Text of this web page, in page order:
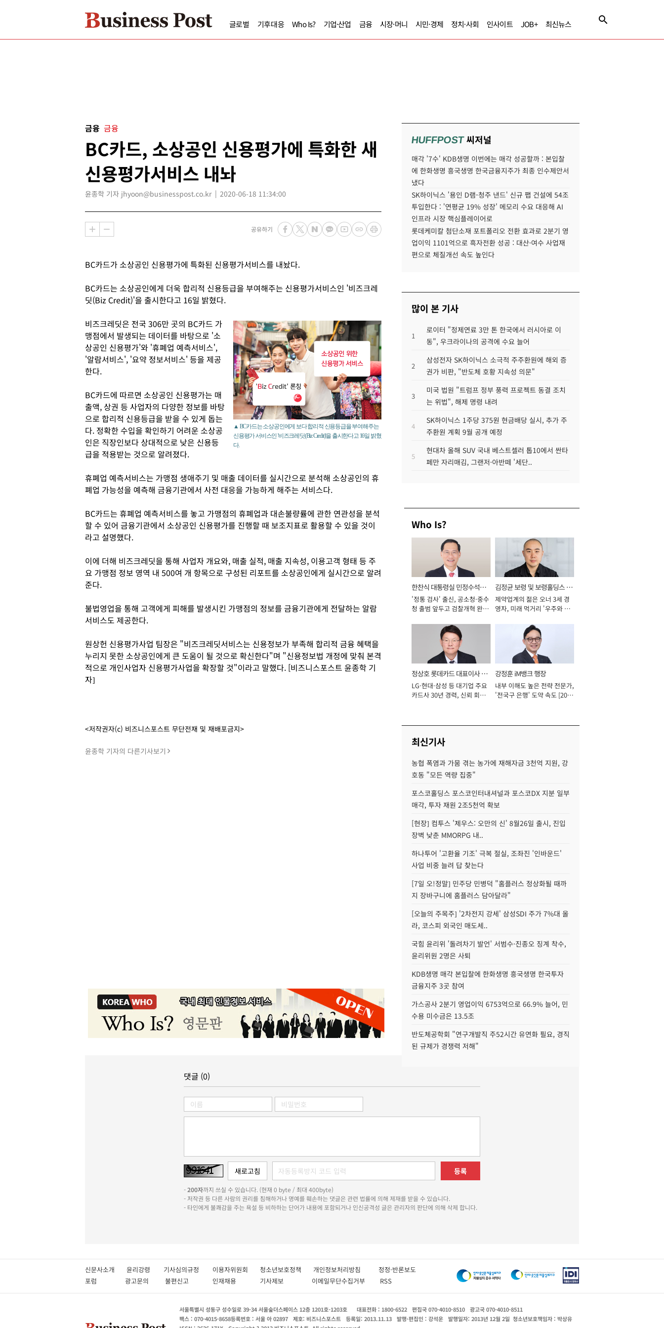
글로벌 기후대응 Who Is? 기업·산업 금융 시장·머니 시민·경제 정치·사회 인사이트 JOB+ 최신뉴스
금융 금융
BC카드, 소상공인 신용평가에 특화한 새
신용평가서비스 내놔
윤종학 기자 jhyoon@businesspost.co.kr 2020-06-18 11:34:00
공유하기
BC카드가 소상공인 신용평가에 특화된 신용평가서비스를 내놨다.
BC카드는 소상공인에게 더욱 합리적 신용등급을 부여해주는 신용평가서비스인 '비즈크레
딧(Biz Credit)'을 출시한다고 16일 밝혔다.
▲ BC카드는 소상공인에게 보다 합리적 신용등급을 부여해주는
신용평가 서비스인 '비즈크레딧(Biz Credit)'을 출시한다고 16일 밝혔
다.
비즈크레딧은 전국 306만 곳의 BC카드 가
맹점에서 발생되는 데이터를 바탕으로 '소
상공인 신용평가'와 '휴폐업 예측서비스',
'알람서비스', '요약 정보서비스' 등을 제공
한다.
BC카드에 따르면 소상공인 신용평가는 매
출액, 상권 등 사업자의 다양한 정보를 바탕
으로 합리적 신용등급을 받을 수 있게 돕는
다. 정확한 수입을 확인하기 어려운 소상공
인은 직장인보다 상대적으로 낮은 신용등
급을 적용받는 것으로 알려졌다.
휴폐업 예측서비스는 가맹점 생애주기 및 매출 데이터를 실시간으로 분석해 소상공인의 휴
폐업 가능성을 예측해 금융기관에서 사전 대응을 가능하게 해주는 서비스다.
BC카드는 휴폐업 예측서비스를 놓고 가맹점의 휴폐업과 대손불량률에 관한 연관성을 분석
할 수 있어 금융기관에서 소상공인 신용평가를 진행할 때 보조지표로 활용할 수 있을 것이
라고 설명했다.
이에 더해 비즈크레딧을 통해 사업자 개요와, 매출 실적, 매출 지속성, 이용고객 형태 등 주
요 가맹점 정보 영역 내 500여 개 항목으로 구성된 리포트를 소상공인에게 실시간으로 알려
준다.
불법영업을 통해 고객에게 피해를 발생시킨 가맹점의 정보를 금융기관에게 전달하는 알람
서비스도 제공한다.
원상헌 신용평가사업 팀장은 "비즈크레딧서비스는 신용정보가 부족해 합리적 금융 혜택을
누리지 못한 소상공인에게 큰 도움이 될 것으로 확신한다"며 "신용정보법 개정에 맞춰 본격
적으로 개인사업자 신용평가사업을 확장할 것"이라고 말했다. [비즈니스포스트 윤종학 기
자]
<저작권자(c) 비즈니스포스트 무단전재 및 재배포금지>
윤종학 기자의 다른기사보기
HUFFPOST씨저널
매각 '7수' KDB생명 이번에는 매각 성공할까 : 본입찰
에 한화생명 흥국생명 한국금융지주가 최종 인수제안서
냈다
SK하이닉스 '용인 D램-청주 낸드' 신규 팹 건설에 54조
투입한다 : '연평균 19% 성장' 메모리 수요 대응해 AI
인프라 시장 핵심플레이어로
롯데케미칼 첨단소재 포트폴리오 전환 효과로 2분기 영
업이익 1101억으로 흑자전환 성공 : 대산·여수 사업재
편으로 체질개선 속도 높인다
많이 본 기사
1
로이터 "정제연료 3만 톤 한국에서 러시아로 이
동", 우크라이나의 공격에 수요 늘어
2
삼성전자 SK하이닉스 소극적 주주환원에 해외 증
권가 비판, "반도체 호황 지속성 의문"
3
미국 법원 "트럼프 정부 풍력 프로젝트 동결 조치
는 위법", 해제 명령 내려
4
SK하이닉스 1주당 375원 현금배당 실시, 추가 주
주환원 계획 9월 공개 예정
5
현대차 올해 SUV 국내 베스트셀러 톱10에서 싼타
페만 자리매김, 그랜저·아반떼 '세단..
Who Is?
한찬식 대통령실 민정수석비
서관
'정통 검사' 출신, 공소청·중수
청 출범 앞두고 검찰개혁 완수
김정균 보령 및 보령홀딩스 대
표이사 사장
제약업계의 젊은 오너 3세 경
영자, 미래 먹거리 '우주와 헬
정상호 롯데카드 대표이사 사
장
LG·현대·삼성 등 대기업 주요
카드사 30년 경력, 신뢰 회복
강정훈 iM뱅크 행장
내부 이해도 높은 전략 전문가,
'전국구 은행' 도약 속도 [2026
최신기사
농협 폭염과 가뭄 겪는 농가에 재해자금 3천억 지원, 강
호동 "모든 역량 집중"
포스코홀딩스 포스코인터내셔널과 포스코DX 지분 일부
매각, 투자 재원 2조5천억 확보
[현장] 컴투스 '제우스: 오만의 신' 8월26일 출시, 진입
장벽 낮춘 MMORPG 내..
하나투어 '고환율 기조' 극복 절실, 조좌진 '인바운드'
사업 비중 늘려 답 찾는다
[7일 오!정말] 민주당 민병덕 "홈플러스 정상화될 때까
지 장바구니에 홈플러스 담아달라"
[오늘의 주목주] '2차전지 강세' 삼성SDI 주가 7%대 올
라, 코스피 외국인 매도세..
국힘 윤리위 '돌려차기 발언' 서범수·진종오 징계 착수,
윤리위원 2명은 사퇴
KDB생명 매각 본입찰에 한화생명 흥국생명 한국투자
금융지주 3곳 참여
가스공사 2분기 영업이익 6753억으로 66.9% 늘어, 민
수용 미수금은 13.5조
반도체공학회 "연구개발직 주52시간 유연화 필요, 경직
된 규제가 경쟁력 저해"
댓글 (0)
등록
-200자까지 쓰실 수 있습니다. (현재 0 byte / 최대 400byte)
- 저작권 등 다른 사람의 권리를 침해하거나 명예를 훼손하는 댓글은 관련 법률에 의해 제재를 받을 수 있습니다.
- 타인에게 불쾌감을 주는 욕설 등 비하하는 단어가 내용에 포함되거나 인신공격성 글은 관리자의 판단에 의해 삭제 합니다.
신문사소개 윤리강령 기사심의규정 이용자위원회 청소년보호정책 개인정보처리방침 정정·반론보도
포럼
광고문의 불편신고 인재채용 기사제보 이메일무단수집거부 RSS
서울특별시 성동구 성수일로 39-34 서울숲더스페이스 12층 1201호-1203호 대표전화 : 1800-6522 편집국 070-4010-8510
광고국 070-4010-8511
팩스 : 070-4015-8658등록번호 : 서울 아 02897 제호: 비즈니스포스트 등록일: 2013.11.13 발행·편집인 : 강석운 발행일자: 2013년 12월 2일 청소년보호책임자 : 박상유